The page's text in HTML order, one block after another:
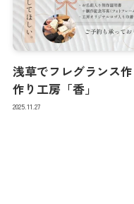
浅草でフレグランス
作り工房「香」
2025.11.27